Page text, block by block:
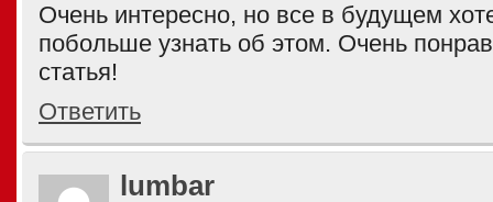
Очень интересно, но все в будущем
побольше узнать об этом. Очень
статья!
Ответить
lumbar